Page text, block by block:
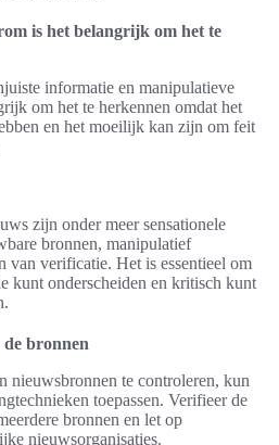
is het belangrijk om het te
informatie en manipulatieve
om het te herkennen omdat het
en het moeilijk kan zijn om feit
zijn onder meer sensationele
bronnen, manipulatief
van verificatie. Het is essentieel om
kunt onderscheiden en kritisch kunt
bronnen
nieuwsbronnen te controleren, kun
toepassen. Verifieer de
bronnen en let op
nieuwsorganisaties.